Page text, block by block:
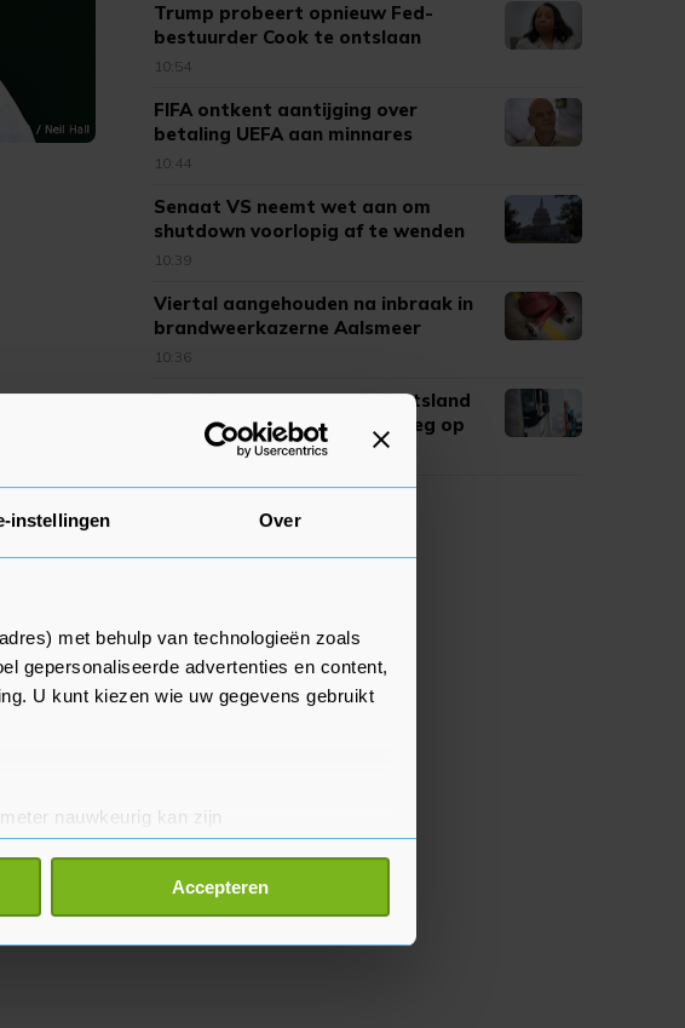
instellingen Over
met behulp van technologieën zoals
gepersonaliseerde advertenties en content,
U kunt kiezen wie uw gegevens gebruikt
nauwkeurig kan zijn
(fingerprinting)
in het
detailgedeelte
Accepteren
Trump probeert opnieuw Fed-
bestuurder Cook te ontslaan
10:54
FIFA ontkent aantijging over
betaling UEFA aan minnares
Infantino
10:44
Senaat VS neemt wet aan om
shutdown voorlopig af te wenden
10:39
Viertal aangehouden na inbraak in
brandweerkazerne Aalsmeer
10:36
Vrachtwagens mogen in Duitsland
tijdelijk ook op zondag de weg op